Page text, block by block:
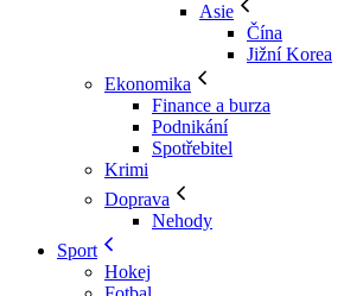
Asie
Čína
Jižní Korea
Ekonomika
Finance a burza
Podnikání
Spotřebitel
Krimi
Doprava
Nehody
Sport
Hokej